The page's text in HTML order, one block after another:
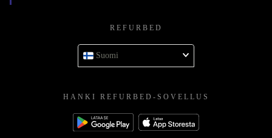
REFURBED
Suomi
HANKI REFURBED-SOVELLUS